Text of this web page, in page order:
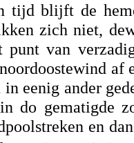
tijd blijft de
zich niet,
van
eenig ander
do gematigde
en